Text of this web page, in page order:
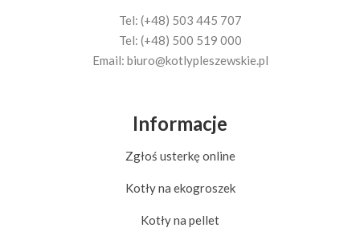
Tel: (+48) 503 445 707
Tel: (+48) 500 519 000
Email: biuro@kotlypleszewskie.pl
Informacje
Zgłoś usterkę online
Kotły na ekogroszek
Kotły na pellet